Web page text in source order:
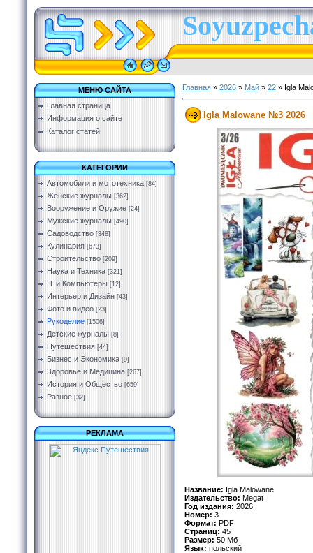
МЕНЮ САЙТА
Главная страница
Информация о сайте
Каталог статей
КАТЕГОРИИ
Автомобили и мототехника [84]
Женские журналы [362]
Вооружение и Оружие [24]
Мужские журналы [490]
Садоводство [348]
Кулинария [673]
Строительство [209]
Наука и Техника [321]
IT и Компьютеры [12]
Интерьер и Дизайн [43]
Фото и видео [23]
Рукоделие [1506]
Детские журналы [8]
Путешествия [44]
Бизнес и Экономика [9]
Здоровье и Медицина [267]
История и Общество [659]
Разное [32]
РЕКЛАМА
Главная » 2026 » Май » 22 » Igla
Igla Malowane №3 2026
Название: Igla Malowane
Издательство: Megat
Год издания: 2026
Номер: 3
Формат: PDF
Страниц: 45
Размер: 50 Мб
Язык: польский